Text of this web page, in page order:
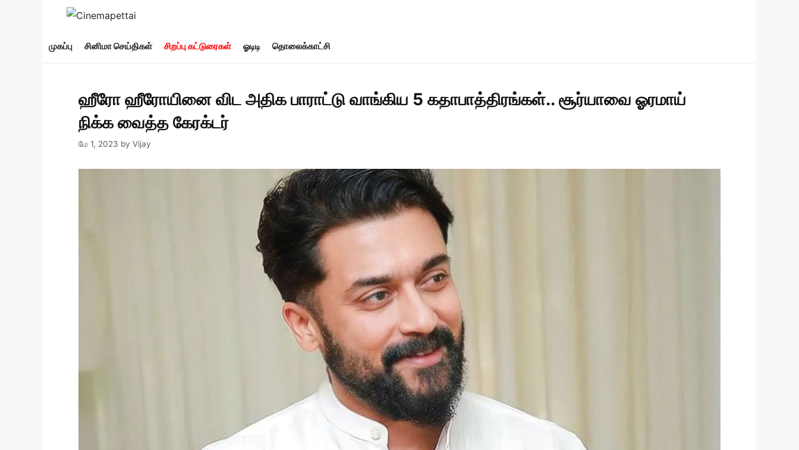
முகப்பு சினிமா செய்திகள் சிறப்பு கட்டுரைகள் ஓடிடி தொலைக்காட்சி
ஹீரோ ஹீரோயினை விட அதிக பாராட்டு வாங்கிய 5 கதாபாத்திரங்கள்.. சூர்யாவை ஓரமாய்
நிக்க வைத்த கேரக்டர்
மே 1, 2023 by Vijay